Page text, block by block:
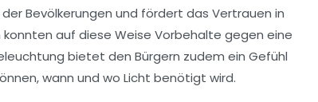
Bevölkerungen und fördert das Vertrauen in
auf diese Weise Vorbehalte gegen eine
bietet den Bürgern zudem ein Gefühl
wann und wo Licht benötigt wird.